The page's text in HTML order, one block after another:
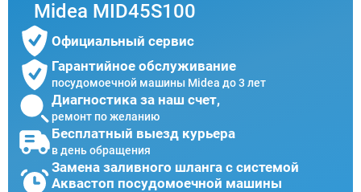
Midea MID45S100
Официальный сервис
Гарантийное обслуживание
посудомоечной машины Midea до 3 лет
Диагностика за наш счет,
ремонт по желанию
Бесплатный выезд курьера
в день обращения
Замена заливного шланга с системой
Аквастоп посудомоечной машины